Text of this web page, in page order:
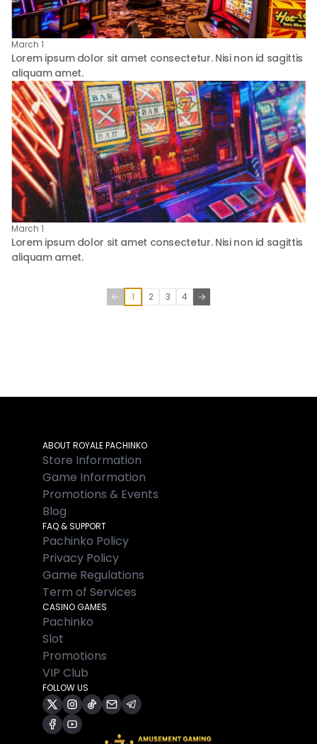
March 1
Lorem ipsum dolor sit amet consectetur. Nisi non id sagittis
aliquam amet.
March 1
Lorem ipsum dolor sit amet consectetur. Nisi non id sagittis
aliquam amet.
1 2 3 4
ABOUT ROYALE PACHINKO
Store Information
Game Information
Promotions & Events
Blog
FAQ & SUPPORT
Pachinko Policy
Privacy Policy
Game Regulations
Term of Services
CASINO GAMES
Pachinko
Slot
Promotions
VIP Club
FOLLOW US